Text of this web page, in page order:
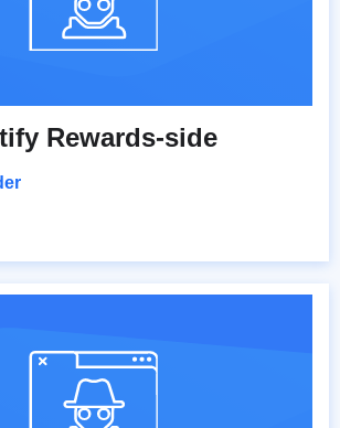
Rewards-side